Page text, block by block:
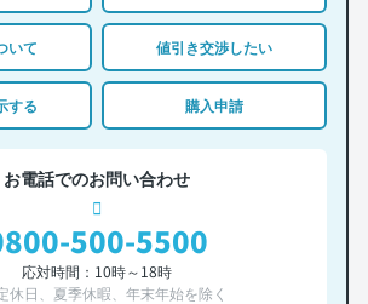
いて 値引き交渉したい
する 購入申請
お電話でのお問い合わせ
500-5500
応対時間：10時～18時
休日、夏季休暇、年末年始を除く